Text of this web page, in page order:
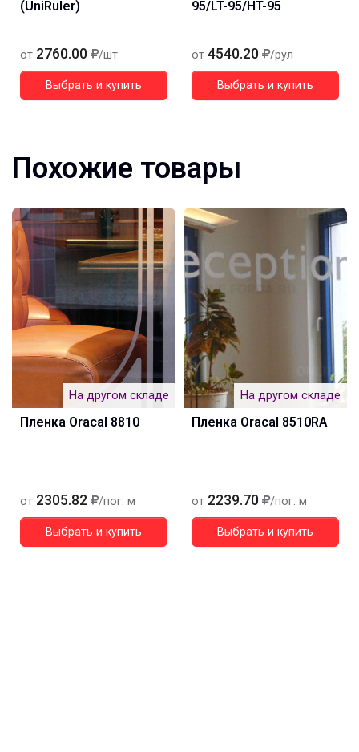
(UniRuler)
от 2760.00 /шт
Выбрать и купить
95/LT-95/HT-95
от 4540.20 /рул
Выбрать и купить
Похожие товары
На другом складе
Пленка Oracal 8810
от 2305.82 /пог. м
Выбрать и купить
На другом складе
Пленка Oracal 8510RA
от 2239.70 /пог. м
Выбрать и купить